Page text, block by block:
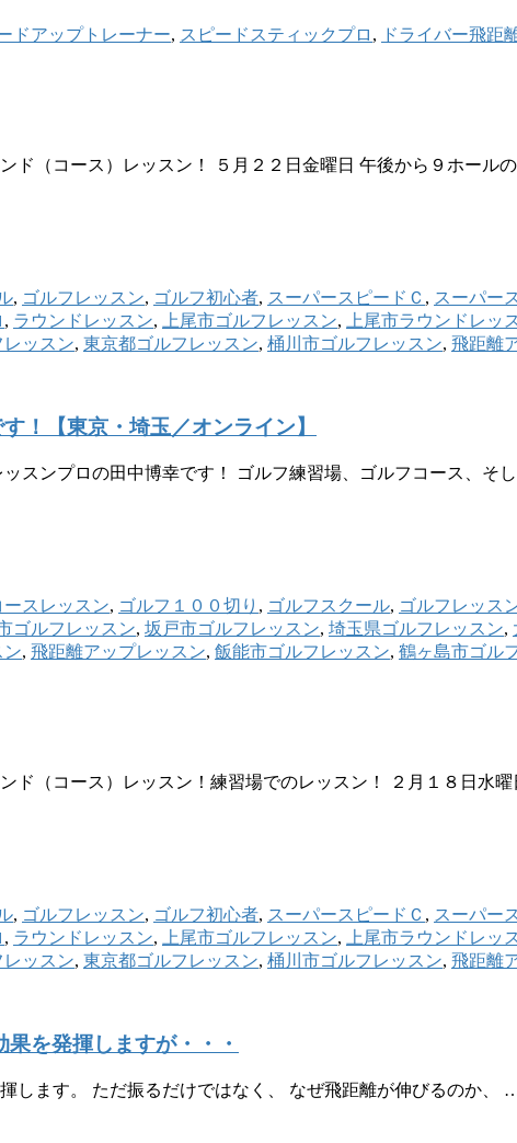
ドアップトレーナー, スピードスティックプロ , ドライバー飛距
ド（コース）レッスン！ ５月２２日金曜日 午後から９ホール
, ゴルフレッスン, ゴルフ初心者, スーパースピードＣ , スーパー
, ラウンドレッスン, 上尾市ゴルフレッスン, 上尾市ラウンドレッ
レッスン, 東京都ゴルフレッスン, 桶川市ゴルフレッスン, 飛距離
！【東京・埼玉／オンライン】
スンプロの田中博幸です！ ゴルフ練習場、ゴルフコース、そ
ースレッスン, ゴルフ１００切り , ゴルフスクール, ゴルフレッス
ゴルフレッスン, 坂戸市ゴルフレッスン, 埼玉県ゴルフレッスン,
ン, 飛距離アップレッスン, 飯能市ゴルフレッスン, 鶴ヶ島市ゴル
ド（コース）レッスン！練習場でのレッスン！ ２月１８日水
, ゴルフレッスン, ゴルフ初心者, スーパースピードＣ , スーパー
, ラウンドレッスン, 上尾市ゴルフレッスン, 上尾市ラウンドレッ
レッスン, 東京都ゴルフレッスン, 桶川市ゴルフレッスン, 飛距離
を発揮しますが・・・
します。 ただ振るだけではなく、 なぜ飛距離が伸びるのか、